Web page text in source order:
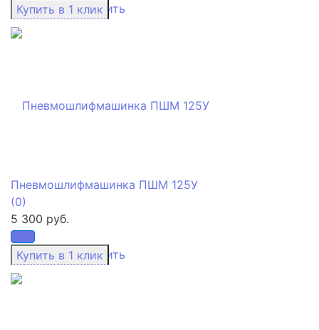
избранное сравнить
избранное сравнить
Пневмошлифмашинка ПШМ 125У
(0)
5 300 руб.